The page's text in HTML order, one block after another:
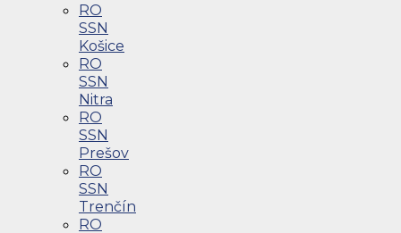
RO
SSN
Košice
RO
SSN
Nitra
RO
SSN
Prešov
RO
SSN
Trenčín
RO